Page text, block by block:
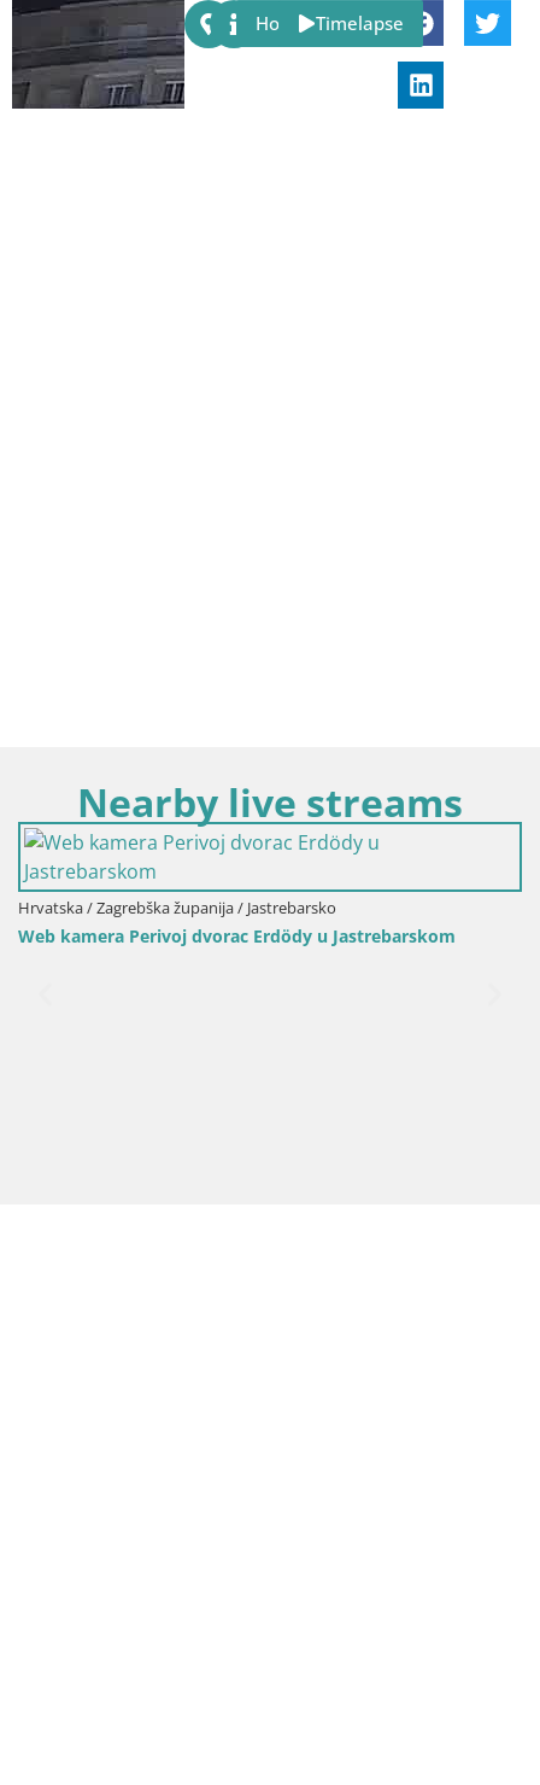
Share:
Host Timelapse
Nearby live streams
/ Jastrebarsko
Erdödy u Jastrebarskom